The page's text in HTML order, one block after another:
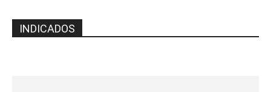
INDICADOS